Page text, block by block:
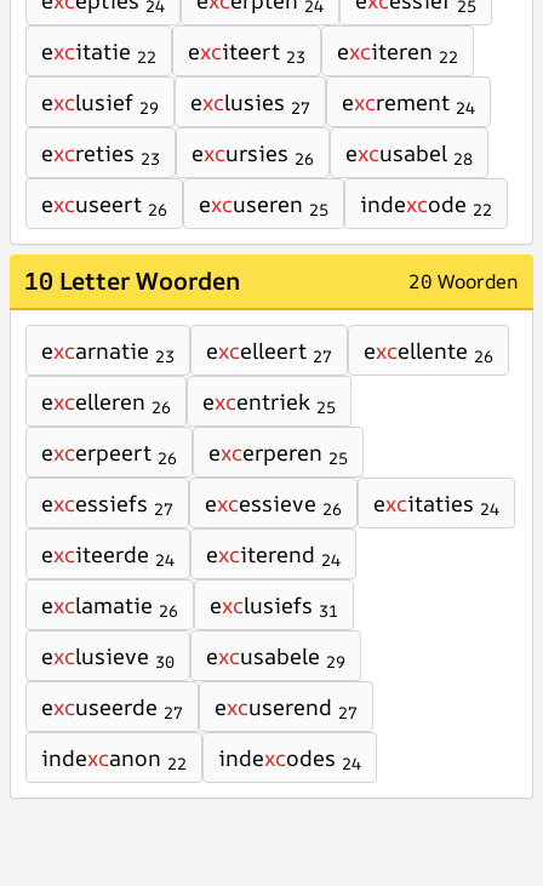
24 24 25
excitatie 22 exciteert 23 exciteren 22
exclusief 29 exclusies 27 excrement 24
excreties 23 excursies 26 excusabel 28
excuseert 26 excuseren 25 indexcode 22
10 Letter Woorden 20 Woorden
excarnatie 23 excelleert 27 excellente 26
excelleren 26 excentriek 25
excerpeert 26 excerperen 25
excessiefs 27 excessieve 26 excitaties 24
exciteerde 24 exciterend 24
exclamatie 26 exclusiefs 31
exclusieve 30 excusabele 29
excuseerde 27 excuserend 27
indexcanon 22 indexcodes 24